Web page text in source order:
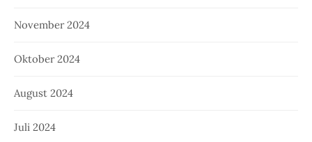
November 2024
Oktober 2024
August 2024
Juli 2024